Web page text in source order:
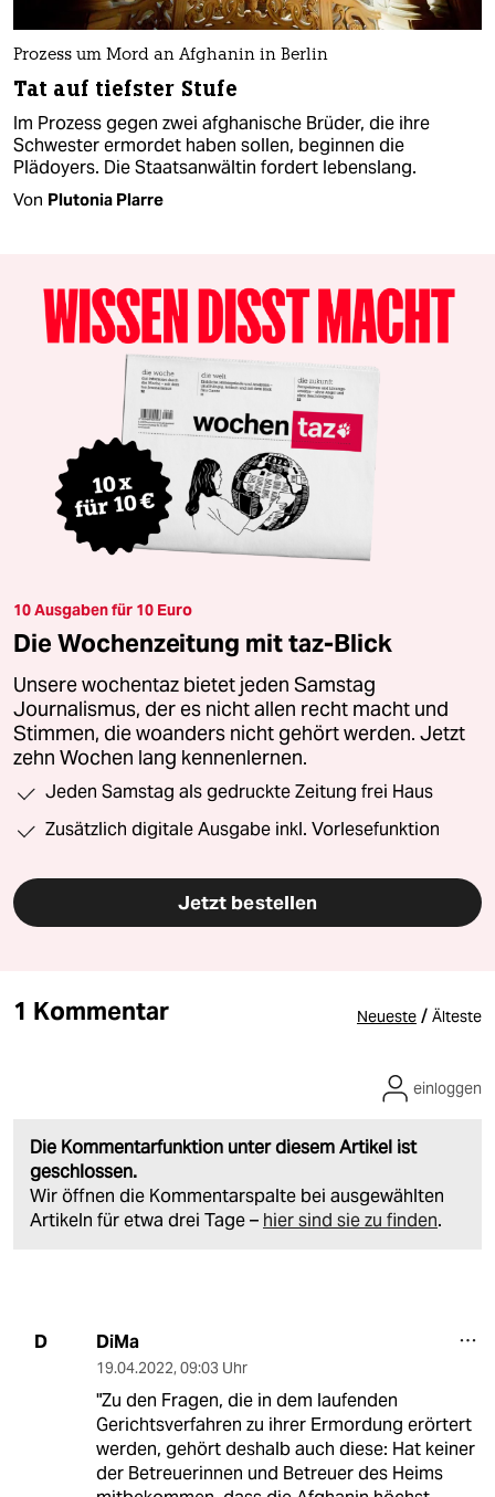
Prozess um Mord an Afghanin in Berlin
Tat auf tiefster Stufe
Im Prozess gegen zwei afghanische Brüder, die ihre
Schwester ermordet haben sollen, beginnen die
Plädoyers. Die Staatsanwältin fordert lebenslang.
Von Plutonia Plarre
10 Ausgaben für 10 Euro
Die Wochenzeitung mit taz-Blick
Unsere wochentaz bietet jeden Samstag
Journalismus, der es nicht allen recht macht und
Stimmen, die woanders nicht gehört werden. Jetzt
zehn Wochen lang kennenlernen.
Jeden Samstag als gedruckte Zeitung frei Haus
Zusätzlich digitale Ausgabe inkl. Vorlesefunktion
Jetzt bestellen
1 Kommentar Neueste / Älteste
Die Kommentarfunktion unter diesem Artikel ist
geschlossen.
Wir öffnen die Kommentarspalte bei ausgewählten
Artikeln für etwa drei Tage – hier sind sie zu finden.
einloggen
D DiMa
19.04.2022, 09:03 Uhr
"Zu den Fragen, die in dem laufenden
Gerichtsverfahren zu ihrer Ermordung erörtert
werden, gehört deshalb auch diese: Hat keiner
der Betreuerinnen und Betreuer des Heims